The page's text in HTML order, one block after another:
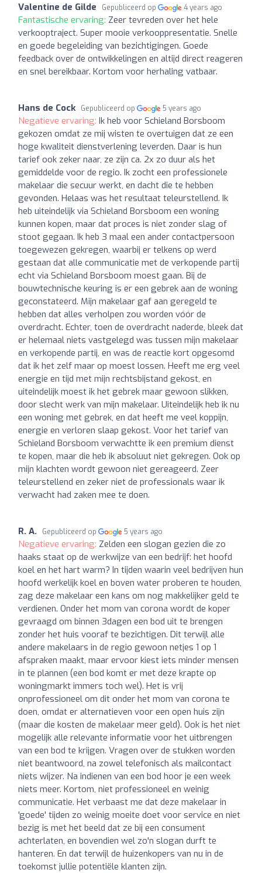
Valentine de Gilde Gepubliceerd op 4 years ago
Fantastische ervaring: Zeer tevreden over het hele
verkooptraject. Super mooie verkooppresentatie. Snelle
en goede begeleiding van bezichtigingen. Goede
feedback over de ontwikkelingen en altijd direct reageren
en snel bereikbaar. Kortom voor herhaling vatbaar.
Hans de Cock Gepubliceerd op 5 years ago
Negatieve ervaring: Ik heb voor Schieland Borsboom
gekozen omdat ze mij wisten te overtuigen dat ze een
hoge kwaliteit dienstverlening leverden. Daar is hun
tarief ook zeker naar, ze zijn ca. 2x zo duur als het
gemiddelde voor de regio. Ik zocht een professionele
makelaar die secuur werkt, en dacht die te hebben
gevonden. Helaas was het resultaat teleurstellend. Ik
heb uiteindelijk via Schieland Borsboom een woning
kunnen kopen, maar dat proces is niet zonder slag of
stoot gegaan. Ik heb 3 maal een ander contactpersoon
toegewezen gekregen, waarbij er telkens op werd
gestaan dat alle communicatie met de verkopende partij
echt via Schieland Borsboom moest gaan. Bij de
bouwtechnische keuring is er een gebrek aan de woning
geconstateerd. Mijn makelaar gaf aan geregeld te
hebben dat alles verholpen zou worden vóór de
overdracht. Echter, toen de overdracht naderde, bleek dat
er helemaal niets vastgelegd was tussen mijn makelaar
en verkopende partij, en was de reactie kort opgesomd
dat ik het zelf maar op moest lossen. Heeft me erg veel
energie en tijd met mijn rechtsbijstand gekost, en
uiteindelijk moest ik het gebrek maar gewoon slikken,
door slecht werk van mijn makelaar. Uiteindelijk heb ik nu
een woning met gebrek, en dat heeft me veel koppijn,
energie en verloren slaap gekost. Voor het tarief van
Schieland Borsboom verwachtte ik een premium dienst
te kopen, maar die heb ik absoluut niet gekregen. Ook op
mijn klachten wordt gewoon niet gereageerd. Zeer
teleurstellend en zeker niet de professionals waar ik
verwacht had zaken mee te doen.
R. A. Gepubliceerd op 5 years ago
Negatieve ervaring: Zelden een slogan gezien die zo
haaks staat op de werkwijze van een bedrijf: het hoofd
koel en het hart warm? In tijden waarin veel bedrijven hun
hoofd werkelijk koel en boven water proberen te houden,
zag deze makelaar een kans om nog makkelijker geld te
verdienen. Onder het mom van corona wordt de koper
gevraagd om binnen 3dagen een bod uit te brengen
zonder het huis vooraf te bezichtigen. Dit terwijl alle
andere makelaars in de regio gewoon netjes 1 op 1
afspraken maakt, maar ervoor kiest iets minder mensen
in te plannen (een bod komt er met deze krapte op
woningmarkt immers toch wel). Het is vrij
onprofessioneel om dit onder het mom van corona te
doen, omdat er alternatieven voor een open huis zijn
(maar die kosten de makelaar meer geld). Ook is het niet
mogelijk alle relevante informatie voor het uitbrengen
van een bod te krijgen. Vragen over de stukken worden
niet beantwoord, na zowel telefonisch als mailcontact
niets wijzer. Na indienen van een bod hoor je een week
niets meer. Kortom, niet professioneel en weinig
communicatie. Het verbaast me dat deze makelaar in
'goede' tijden zo weinig moeite doet voor service en niet
bezig is met het beeld dat ze bij een consument
achterlaten, en bovendien wel zo'n slogan durft te
hanteren. En dat terwijl de huizenkopers van nu in de
toekomst jullie potentiële klanten zijn.